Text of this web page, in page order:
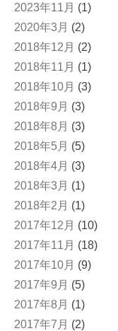
2023年11月 (1)
2020年3月 (2)
2018年12月 (2)
2018年11月 (1)
2018年10月 (3)
2018年9月 (3)
2018年8月 (3)
2018年5月 (5)
2018年4月 (3)
2018年3月 (1)
2018年2月 (1)
2017年12月 (10)
2017年11月 (18)
2017年10月 (9)
2017年9月 (5)
2017年8月 (1)
2017年7月 (2)